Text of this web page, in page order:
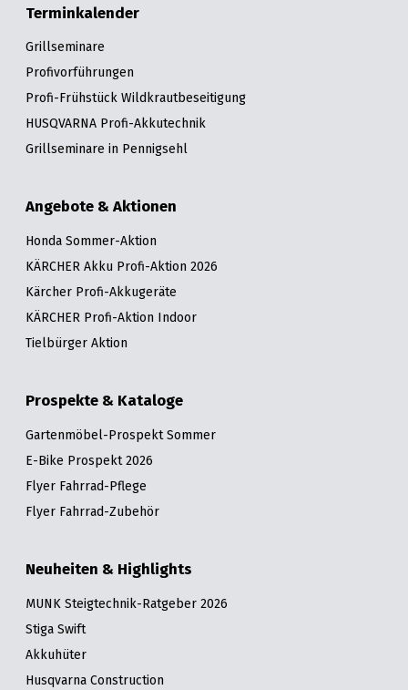
Terminkalender
Grillseminare
Profivorführungen
Profi-Frühstück Wildkrautbeseitigung
HUSQVARNA Profi-Akkutechnik
Grillseminare in Pennigsehl
Angebote & Aktionen
Honda Sommer-Aktion
KÄRCHER Akku Profi-Aktion 2026
Kärcher Profi-Akkugeräte
KÄRCHER Profi-Aktion Indoor
Tielbürger Aktion
Prospekte & Kataloge
Gartenmöbel-Prospekt Sommer
E-Bike Prospekt 2026
Flyer Fahrrad-Pflege
Flyer Fahrrad-Zubehör
Neuheiten & Highlights
MUNK Steigtechnik-Ratgeber 2026
Stiga Swift
Akkuhüter
Husqvarna Construction